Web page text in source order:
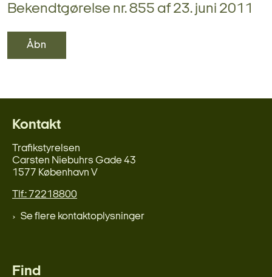
Bekendtgørelse nr. 855 af 23. juni 2011
Åbn
Kontakt
Trafikstyrelsen
Carsten Niebuhrs Gade 43
1577 København V
Tlf.: 72218800
Se flere kontaktoplysninger
Find